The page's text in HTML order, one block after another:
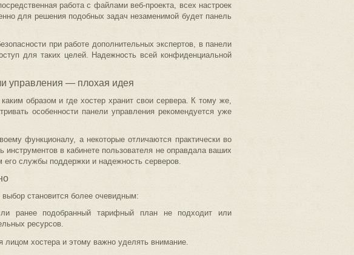
работа с файлами веб-проекта, всех настроек
для решения подобных задач незаменимой будет панель
при работе дополнительных экспертов, в панели
для таких целей. Надежность всей конфиденциальной
управления — плохая идея
образом и где хостер хранит свои сервера. К тому же,
особенности панели управления рекомендуется уже
функционалу, а некоторые отличаются практически во
инструментов в кабинете пользователя не оправдала ваших
его службы поддержки и надежность серверов.
выбор становится более очевидным:
ранее подобранный тарифный план не подходит или
ресурсов.
лицом хостера и этому важно уделять внимание.